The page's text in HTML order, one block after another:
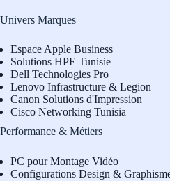
Univers Marques
Espace Apple Business
Solutions HPE Tunisie
Dell Technologies Pro
Lenovo Infrastructure & Legion
Canon Solutions d'Impression
Cisco Networking Tunisia
Performance & Métiers
PC pour Montage Vidéo
Configurations Design &